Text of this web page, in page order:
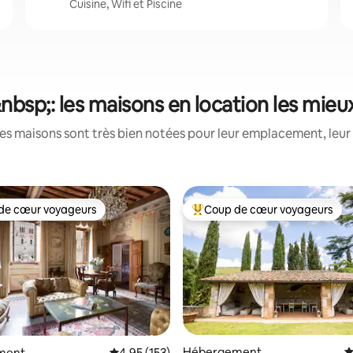
Cuisine, Wifi et Piscine
les maisons en location les
maisons sont très bien notées pour leur emplacement,
cœur voyageurs les plus appréciés
cœur voyageurs Coups de cœur voyageurs les
Coup de cœur voyageurs